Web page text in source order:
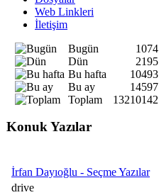
Web Linkleri
İletişim
Bugün
1074
Dün
2195
Bu hafta
10493
Bu ay
14597
Toplam
13210142
Konuk Yazılar
İrfan Dayıoğlu - Seçme Yazılar
drive